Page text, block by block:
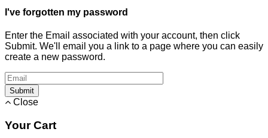
I've forgotten my password
Enter the Email associated with your account, then click
Submit. We'll email you a link to a page where you can easily
create a new password.
Submit
Close
Your Cart